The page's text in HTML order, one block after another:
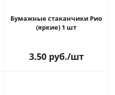
Бумажные стаканчики Рио
(яркие) 1 шт
3.50руб./шт